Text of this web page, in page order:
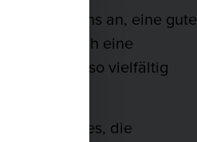
an, eine gute
ist dennoch eine
Aufgaben so vielfältig
muss, gilt es, die